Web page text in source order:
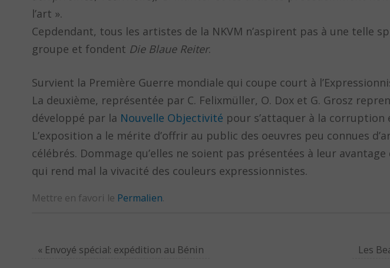
l’art ».
Cepdendant, tous les artistes de la NKVM n’aspirent pas à une telle
groupe et fondent Die Blaue Reiter.
Survient la Première Guerre mondiale qui coupe court à
La deuxième, représentée par C. Felixmüller, O. Dox et G. Grosz
développé par la Nouvelle Objectivité pour s’attaquer à la corruption
L’exposition a le mérite d’offrir au public des oeuvres peu connues
célébrés. Dommage qu’elles ne soient pas présentées à leur
qui rend mal la vivacité des couleurs expressionnistes.
Mettre en favori le Permalien.
« Envoyé spécial: expédition au Bénin Les